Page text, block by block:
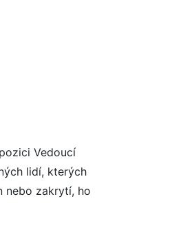
Vedoucí
lidí, kterých
nebo zakrytí, ho